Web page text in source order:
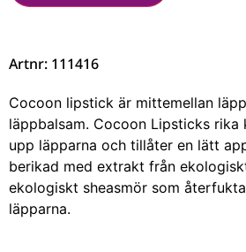
Artnr: 111416
Cocoon lipstick är mittemellan
läppbalsam. Cocoon Lipsticks rika
upp läpparna och tillåter en lätt
berikad med extrakt från
ekologiskt sheasmör som
läpparna.